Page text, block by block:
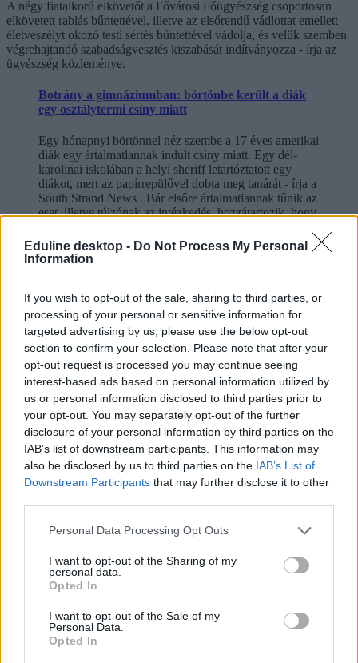
Eduline desktop - Do Not Process My Personal
Information
If you wish to opt-out of the sale, sharing to third parties, or
processing of your personal or sensitive information for
targeted advertising by us, please use the below opt-out
section to confirm your selection. Please note that after your
opt-out request is processed you may continue seeing
interest-based ads based on personal information utilized by
us or personal information disclosed to third parties prior to
your opt-out. You may separately opt-out of the further
disclosure of your personal information by third parties on the
IAB’s list of downstream participants. This information may
also be disclosed by us to third parties on the IAB’s List of
Downstream Participants that may further disclose it to other
Personal Data Processing Opt Outs
I want to opt-out of the Sharing of my
personal data.
Opted In
I want to opt-out of the Sale of my
Personal Data.
Opted In
A négy fiatalkorú elkövetőt a Fővárosi Főügyészség csoportosan
elkövetett rablás bűntettével, illetve az elsőrendű vádlottat emellett
életveszélyt okozó testi sértés bűntettével vádolja, és velük szemben
végrehajtandó szabadságvesztés kiszabását indítványozza - írja az
ügyészség közleménye.
Botrány a gimnáziumban: börtönbe került a diák
egy osztálytermi csíny miatt
Egy hónapnyi börtönnel néz szembe a 17 éves amerikai
diák egy ártalmatlannak indult csíny miatt. Egy dél-
karolinai iskolában a helyi sheriff letartóztatott egy
diákot, mert az papírrepülővel dobta meg tanárát - írja a
South Strand News . Bár elsőre ártalmatlannak tűnik az
eset, illetve túlzónak az intézkedés, hozzátartozik, hogy
papírrepülő orra.
fiatalkorúak börtöne
baleset-bűnügy
Hozzászólások
Több mint kétszer annyi diák jutott be a
hogy hány kollégiumi férőhely jut a hallgatókra, a térítési díj összege
sem egységes. Míg a BME-n 100 újonnan felvett egyetemistára 76
férőhely jut, a BGE-n mindössze 16, a legolcsóbb havi kollégiumi
intézményekben. Megnéztük, hol mekkora a kollégiumi kapacitás,
mennyit kell fizetni, és mi alapján dől el, hogy ki költözhet be.